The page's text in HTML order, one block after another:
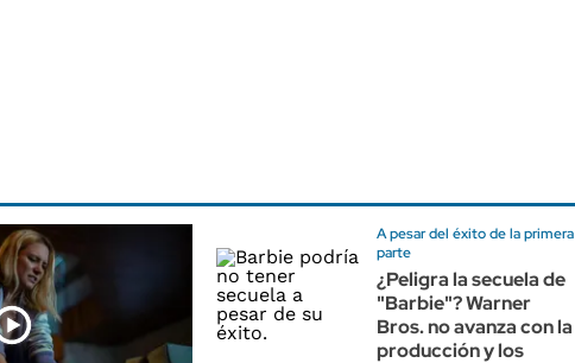
A pesar del éxito de la primera
parte
¿Peligra la secuela de
"Barbie"? Warner
Bros. no avanza con la
producción y los